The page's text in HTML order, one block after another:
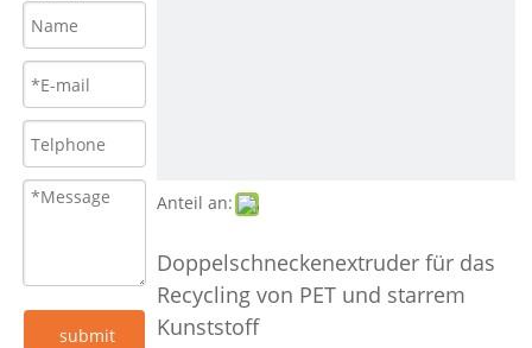
submit
Anteil an:
Doppelschneckenextruder für das
Recycling von PET und starrem
Kunststoff